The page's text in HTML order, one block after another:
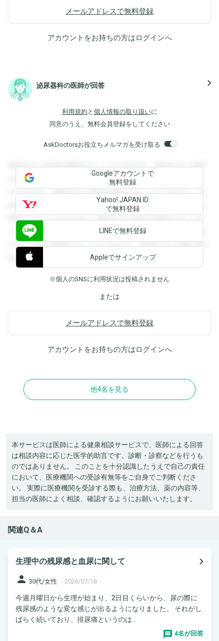
メールアドレスで無料登録
アカウントをお持ちの方はログインへ
泌尿器科の医師が回答 navigate_next
利用規約 と 個人情報の取り扱いに
同意のうえ、無料会員登録をしてください
AskDoctorsお役立ちメルマガを受け取る
登録すると回答を閲覧することができます。登録すると回答
を閲覧することができます。登録すると回答を閲覧すること
ができます。登録すると回答を閲覧することができます。登
録すると回答を閲覧することができます。登録すると回答を
閲覧することができます。登録すると回答を閲覧することが
できます。登録すると回答を閲覧することができます。登録
すると回答を閲覧することができます。登録すると回答を閲
覧することができます。
Googleアカウントで
無料登録
Yahoo! JAPAN ID
で無料登録
LINEで無料登録
Appleでサインアップ
※個人のSNSに利用状況は投稿されません
または
メールアドレスで無料登録
アカウントをお持ちの方はログインへ
他4名を見る
本サービスは医師による健康相談サービスで、医師による回答
は相談内容に応じた医学的助言です。診断・診察などを行うも
のではありません。 このことを十分認識したうえで自己の責任
において、医療機関への受診有無等をご自身でご判断くださ
い。 実際に医療機関を受診する際も、治療方法、薬の内容等、
担当の医師によく相談、確認するようにお願いいたします。
関連Q＆A
生理中の残尿感と血尿に関して
navigate_next
person 30代/女性 - 2026/07/18
今週月曜日から生理が始まり、2日目くらいから、尿の際に
残尿感のような変な感じが出るようになりました。 それがし
ばらく続いており、排尿痛というのは...
4名が回答